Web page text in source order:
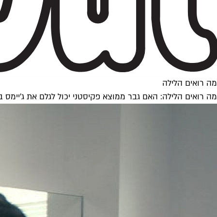
מה רואים הלילה
מה רואים הלילה: האם גבר ממוצא פקיסטני יכול לגלם את ג'יימס